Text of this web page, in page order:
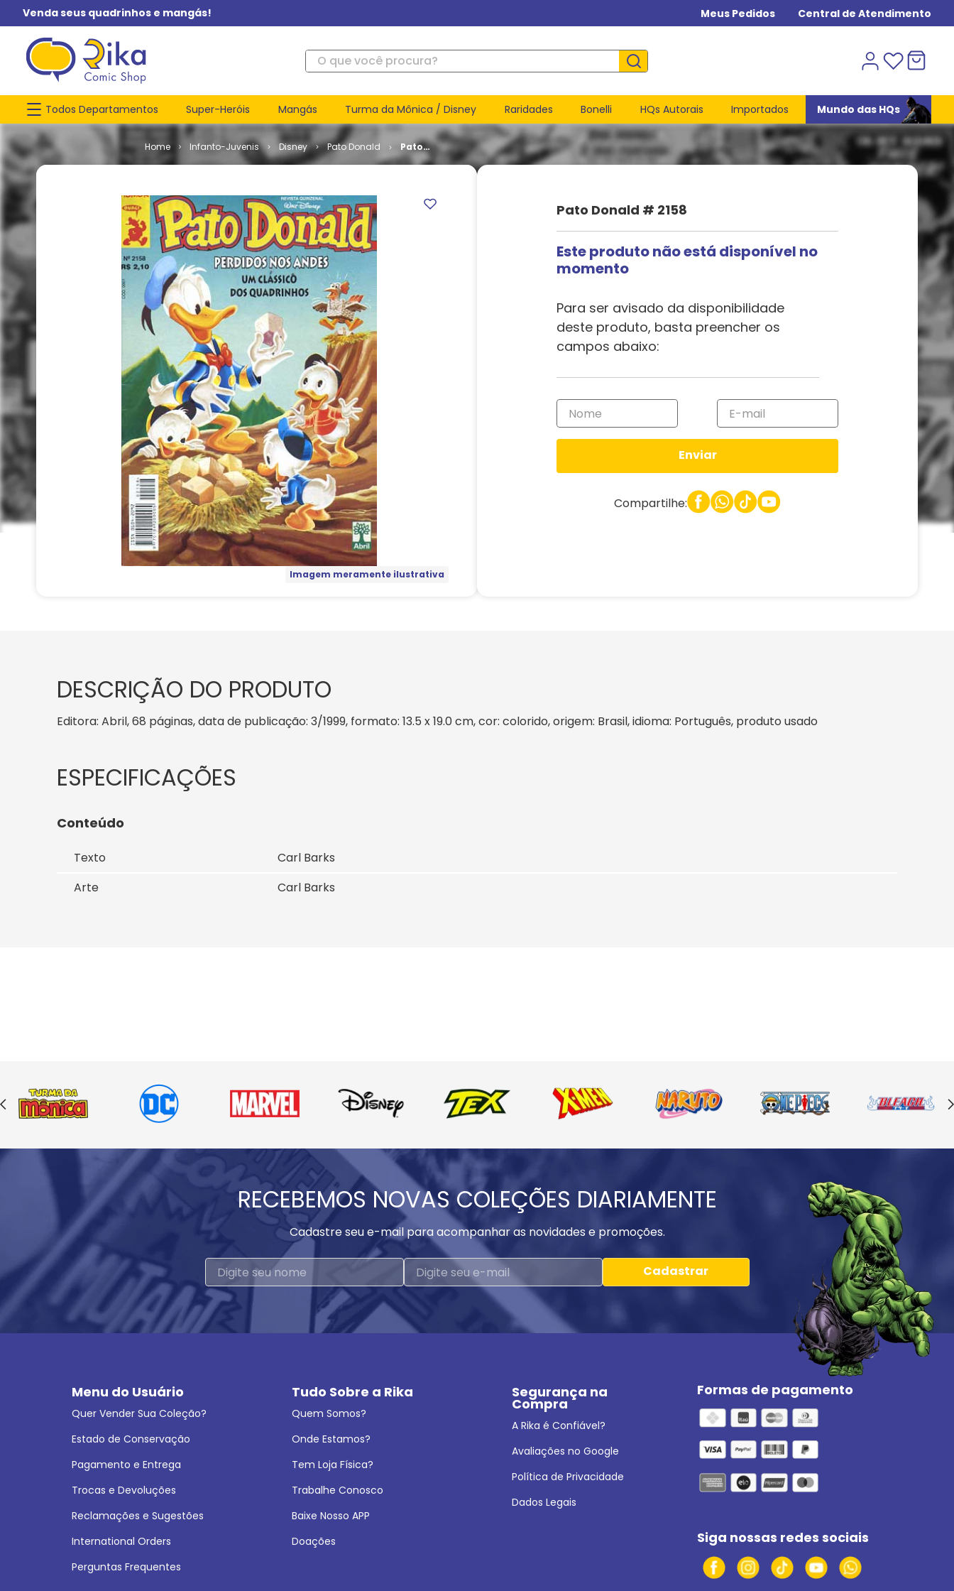
Venda seus quadrinhos e mangás! Meus Pedidos Central de Atendimento
O que você procura?
Todos Departamentos Super-Heróis Mangás Turma da Mônica / Disney Raridades Bonelli HQs Autorais Importados Mundo das HQs
Infanto-Juvenis Disney Pato Donald
Pato
Donald #
Imagem meramente ilustrativa
Pato Donald # 2158
Este produto não está disponível no
momento
Para ser avisado da disponibilidade
deste produto, basta preencher os
campos abaixo:
Enviar
Compartilhe:
DESCRIÇÃO DO PRODUTO
Editora: Abril, 68 páginas, data de publicação: 3/1999, formato: 13.5 x 19.0 cm, cor: colorido, origem: Brasil, idioma: Português, produto usado
Conteúdo
Texto
Carl Barks
Arte
Carl Barks
RECEBEMOS NOVAS COLEÇÕES DIARIAMENTE
Cadastre seu e-mail para acompanhar as novidades e promoções.
Cadastrar
Menu do Usuário
Quer Vender Sua Coleção?
Estado de Conservação
Pagamento e Entrega
Trocas e Devoluções
Reclamações e Sugestões
International Orders
Perguntas Frequentes
Tudo Sobre a Rika
Quem Somos?
Onde Estamos?
Tem Loja Física?
Trabalhe Conosco
Baixe Nosso APP
Doações
Segurança na
Compra
A Rika é Confiável?
Avaliações no Google
Política de Privacidade
Dados Legais
Formas de pagamento
Siga nossas redes sociais